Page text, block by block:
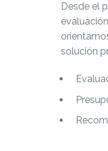
Desde el
solución